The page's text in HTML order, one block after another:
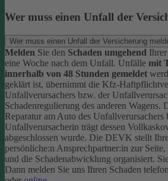
Wer muss einen Unfall der
Wer muss einen Unfall der Versicherung
Melden Sie den Schaden umgehend Ihrer
eine Woche nach dem Unfall. Unfälle mit
innerhalb von 48 Stunden gemeldet
geklärt ist, übernimmt die Kfz-
Unfallverursachers bzw. der
Schadenregulierung des anderen Wagens.
Reparatur am Auto des Unfallverursachers
Unfallverursacherin trägt dessen
abgeschlossen wurde. Die DEVK stellt
persönliche:n Ansprechpartner:in zur
und die Schadenabwicklung organisiert.
Dann melden Sie uns Ihren Schaden